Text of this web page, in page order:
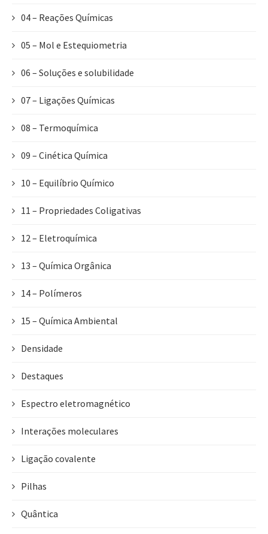
04 – Reações Químicas
05 – Mol e Estequiometria
06 – Soluções e solubilidade
07 – Ligações Químicas
08 – Termoquímica
09 – Cinética Química
10 – Equilíbrio Químico
11 – Propriedades Coligativas
12 – Eletroquímica
13 – Química Orgânica
14 – Polímeros
15 – Química Ambiental
Densidade
Destaques
Espectro eletromagnético
Interações moleculares
Ligação covalente
Pilhas
Quântica